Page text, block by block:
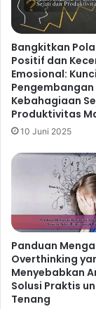
Bangkitkan
Positif dan
Emosional:
Kebahagiaan
Produktivitas
10 Juni 2025
Panduan
Overthinking
Menyebabkan
Solusi Praktis
Tenang